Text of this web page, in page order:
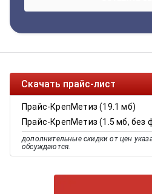
Скачать прайс-лист
Прайс-КрепМетиз (19.1 мб)
Прайс-КрепМетиз (1.5 мб, без
дополнительные скидки от цен
обсуждаются.